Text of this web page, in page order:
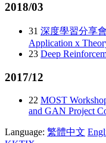
2018/03
31 深度學習分享
Application x
23 Deep
2017/12
22 MOST
and GAN Project
Language: 繁體中文